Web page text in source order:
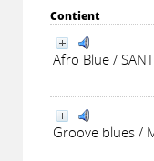
Contient
Afro Blue /
Groove blues /